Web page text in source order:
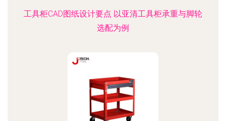
工具柜CAD图纸设计要点 以亚清工具柜承重与脚轮
选配为例